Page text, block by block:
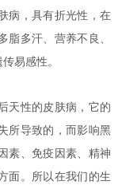
病，具有折光性，在
脂多汗、营养不良、
易感性。
天性的皮肤病，它的
所导致的，而影响黑
素、免疫因素、精神
面。所以在我们的生